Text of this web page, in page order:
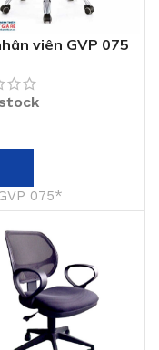
viên GVP 075
VÀO GIỎ HÀNG
075*